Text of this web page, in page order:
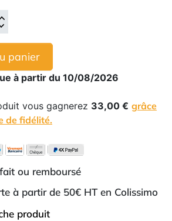
panier
à partir du 10/08/2026
vous gagnerez 33,00 € grâce
de fidélité.
ou remboursé
à partir de 50€ HT en Colissimo
produit